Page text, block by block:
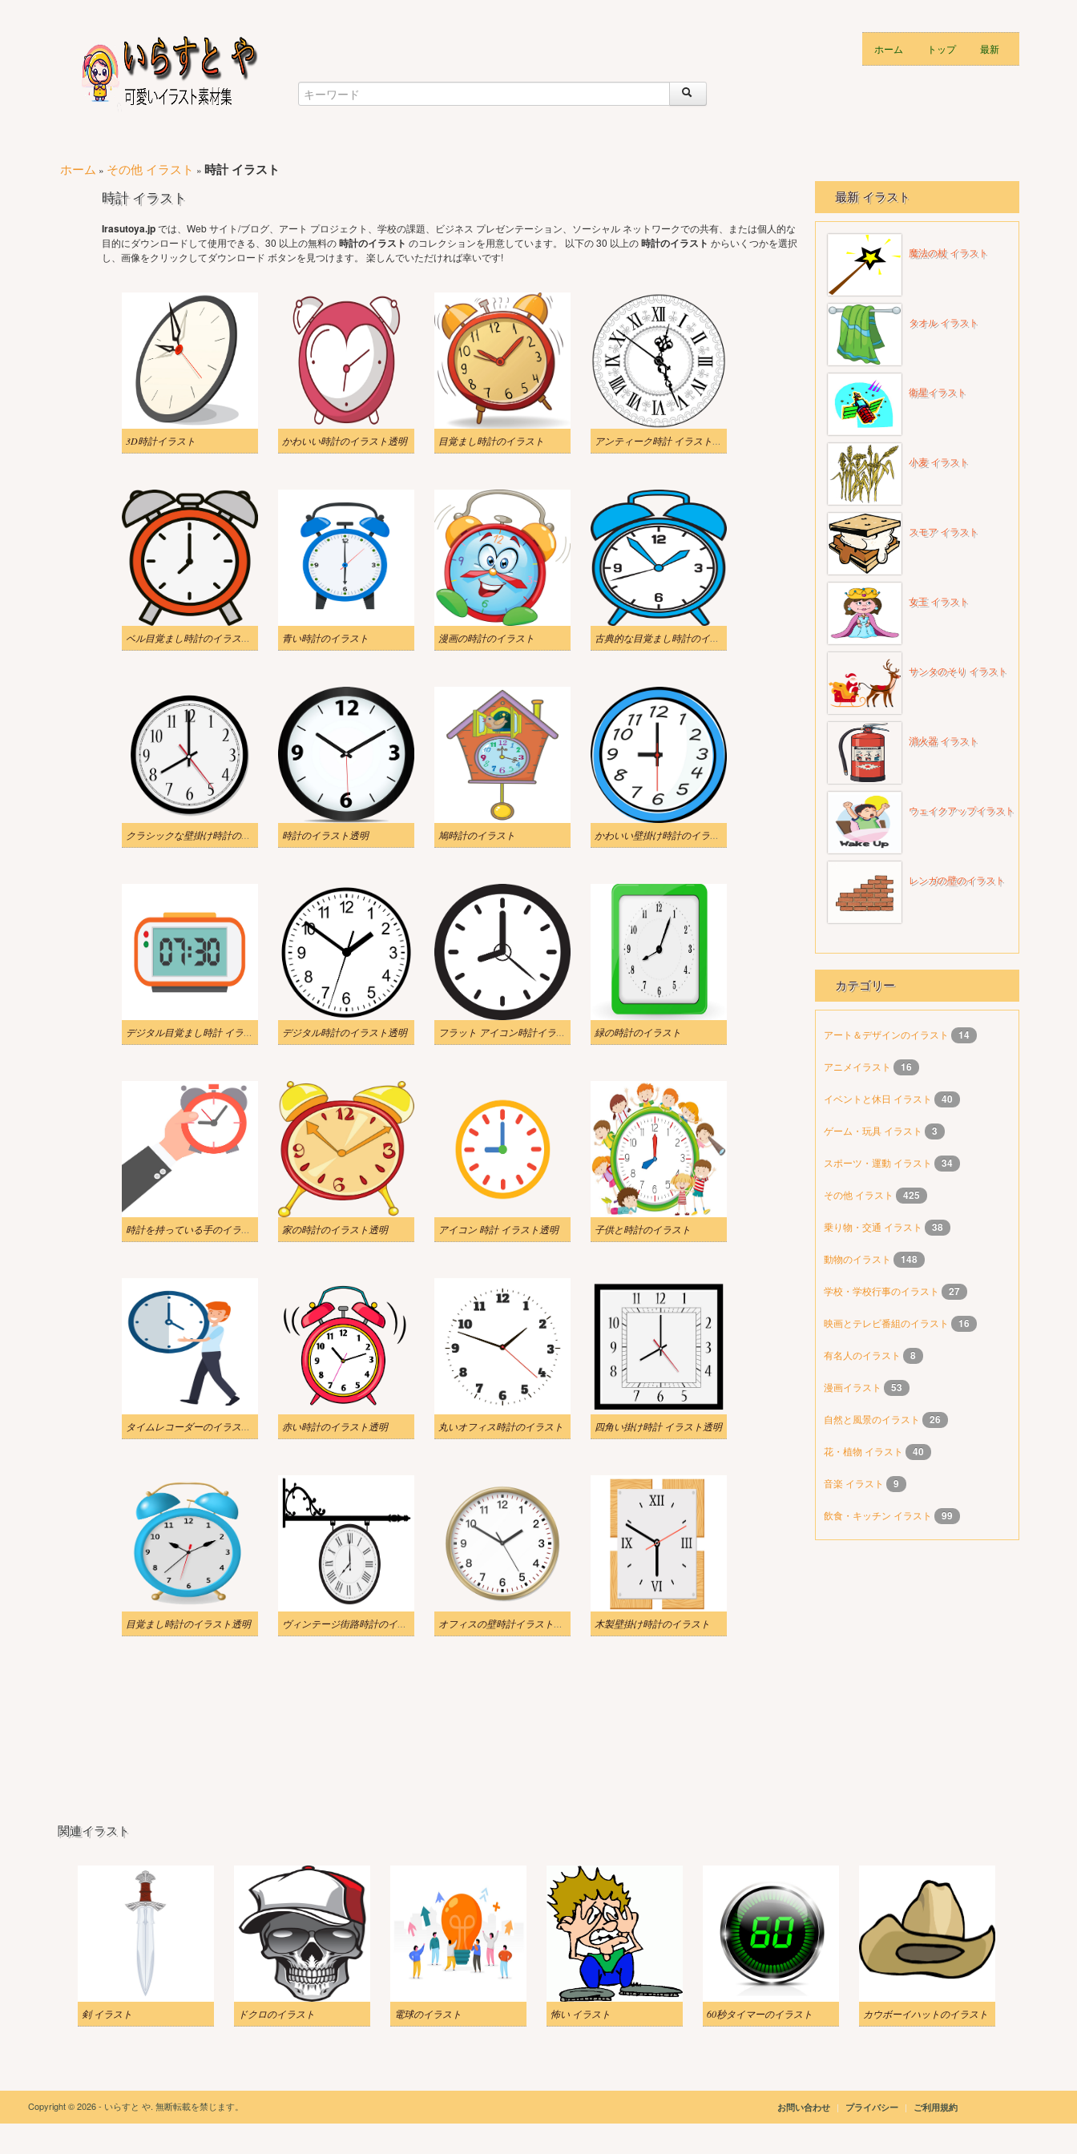
ホーム トップ 最新
ホーム » その他 イラスト » 時計 イラスト
時計 イラスト
Irasutoya.jpでは、Web サイト/ブログ、アート プロジェクト、学校の課題、ビジネス プレゼンテーション、ソーシャル ネットワークでの共有、または個人的な
目的にダウンロードして使用できる、30 以上の無料の時計のイラスト のコレクションを用意しています。 以下の 30 以上の時計のイラスト からいくつかを選択
し、画像をクリックしてダウンロード ボタンを見つけます。 楽しんでいただければ幸いです!
3D時計イラスト かわいい時計のイラスト透明 目覚まし時計のイラスト アンティーク時計 イラスト透明
ベル目覚まし時計のイラスト透明 青い時計のイラスト 漫画の時計のイラスト 古典的な目覚まし時計のイラスト透明
クラシックな壁掛け時計のイラスト透明 時計のイラスト透明 鳩時計のイラスト かわいい壁掛け時計のイラスト透明
デジタル目覚まし時計 イラスト透明 デジタル時計のイラスト透明 フラット アイコン時計イラスト透明 緑の時計のイラスト
時計を持っている手のイラスト 家の時計のイラスト透明 アイコン 時計 イラスト透明 子供と時計のイラスト
タイムレコーダーのイラストを持つ男性 赤い時計のイラスト透明 丸いオフィス時計のイラスト 四角い掛け時計 イラスト透明
目覚まし時計のイラスト透明 ヴィンテージ街路時計のイラスト オフィスの壁時計イラスト透明 木製壁掛け時計のイラスト
最新 イラスト
魔法の杖 イラスト
タオル イラスト
衛星イラスト
小麦 イラスト
スモア イラスト
女王 イラスト
サンタのそり イラスト
消火器 イラスト
ウェイクアップイラスト
レンガの壁のイラスト
カテゴリー
アート＆デザインのイラスト 14
アニメイラスト 16
イベントと休日 イラスト 40
ゲーム・玩具 イラスト 3
スポーツ・運動 イラスト 34
その他 イラスト 425
乗り物・交通 イラスト 38
動物のイラスト 148
学校・学校行事のイラスト 27
映画とテレビ番組のイラスト 16
有名人のイラスト 8
漫画イラスト 53
自然と風景のイラスト 26
花・植物 イラスト 40
音楽 イラスト 9
飲食・キッチン イラスト 99
関連イラスト
剣 イラスト ドクロのイラスト 電球のイラスト 怖い イラスト 60秒タイマーのイラスト カウボーイハットのイラスト
Copyright © 2026 - いらすと や. 無断転載を禁じます。 お問い合わせ | プライバシー | ご利用規約